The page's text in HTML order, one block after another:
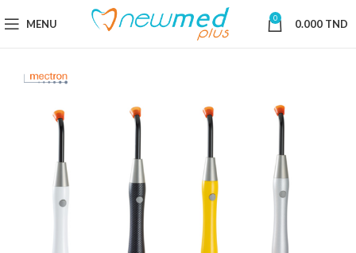
MENU 0 0.000 TND